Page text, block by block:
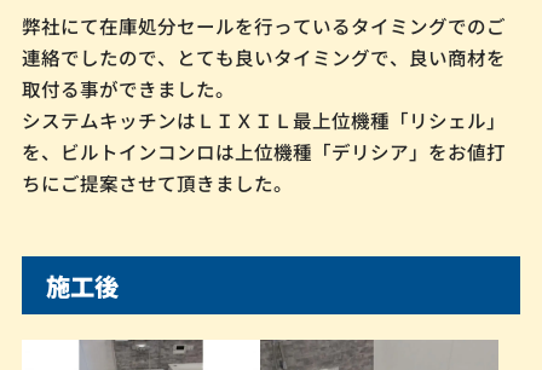
弊社にて在庫処分セールを行っているタイミングでのご
連絡でしたので、とても良いタイミングで、良い商材を
取付る事ができました。
システムキッチンはＬＩＸＩＬ最上位機種「リシェル」
を、ビルトインコンロは上位機種「デリシア」をお値打
ちにご提案させて頂きました。
施工後